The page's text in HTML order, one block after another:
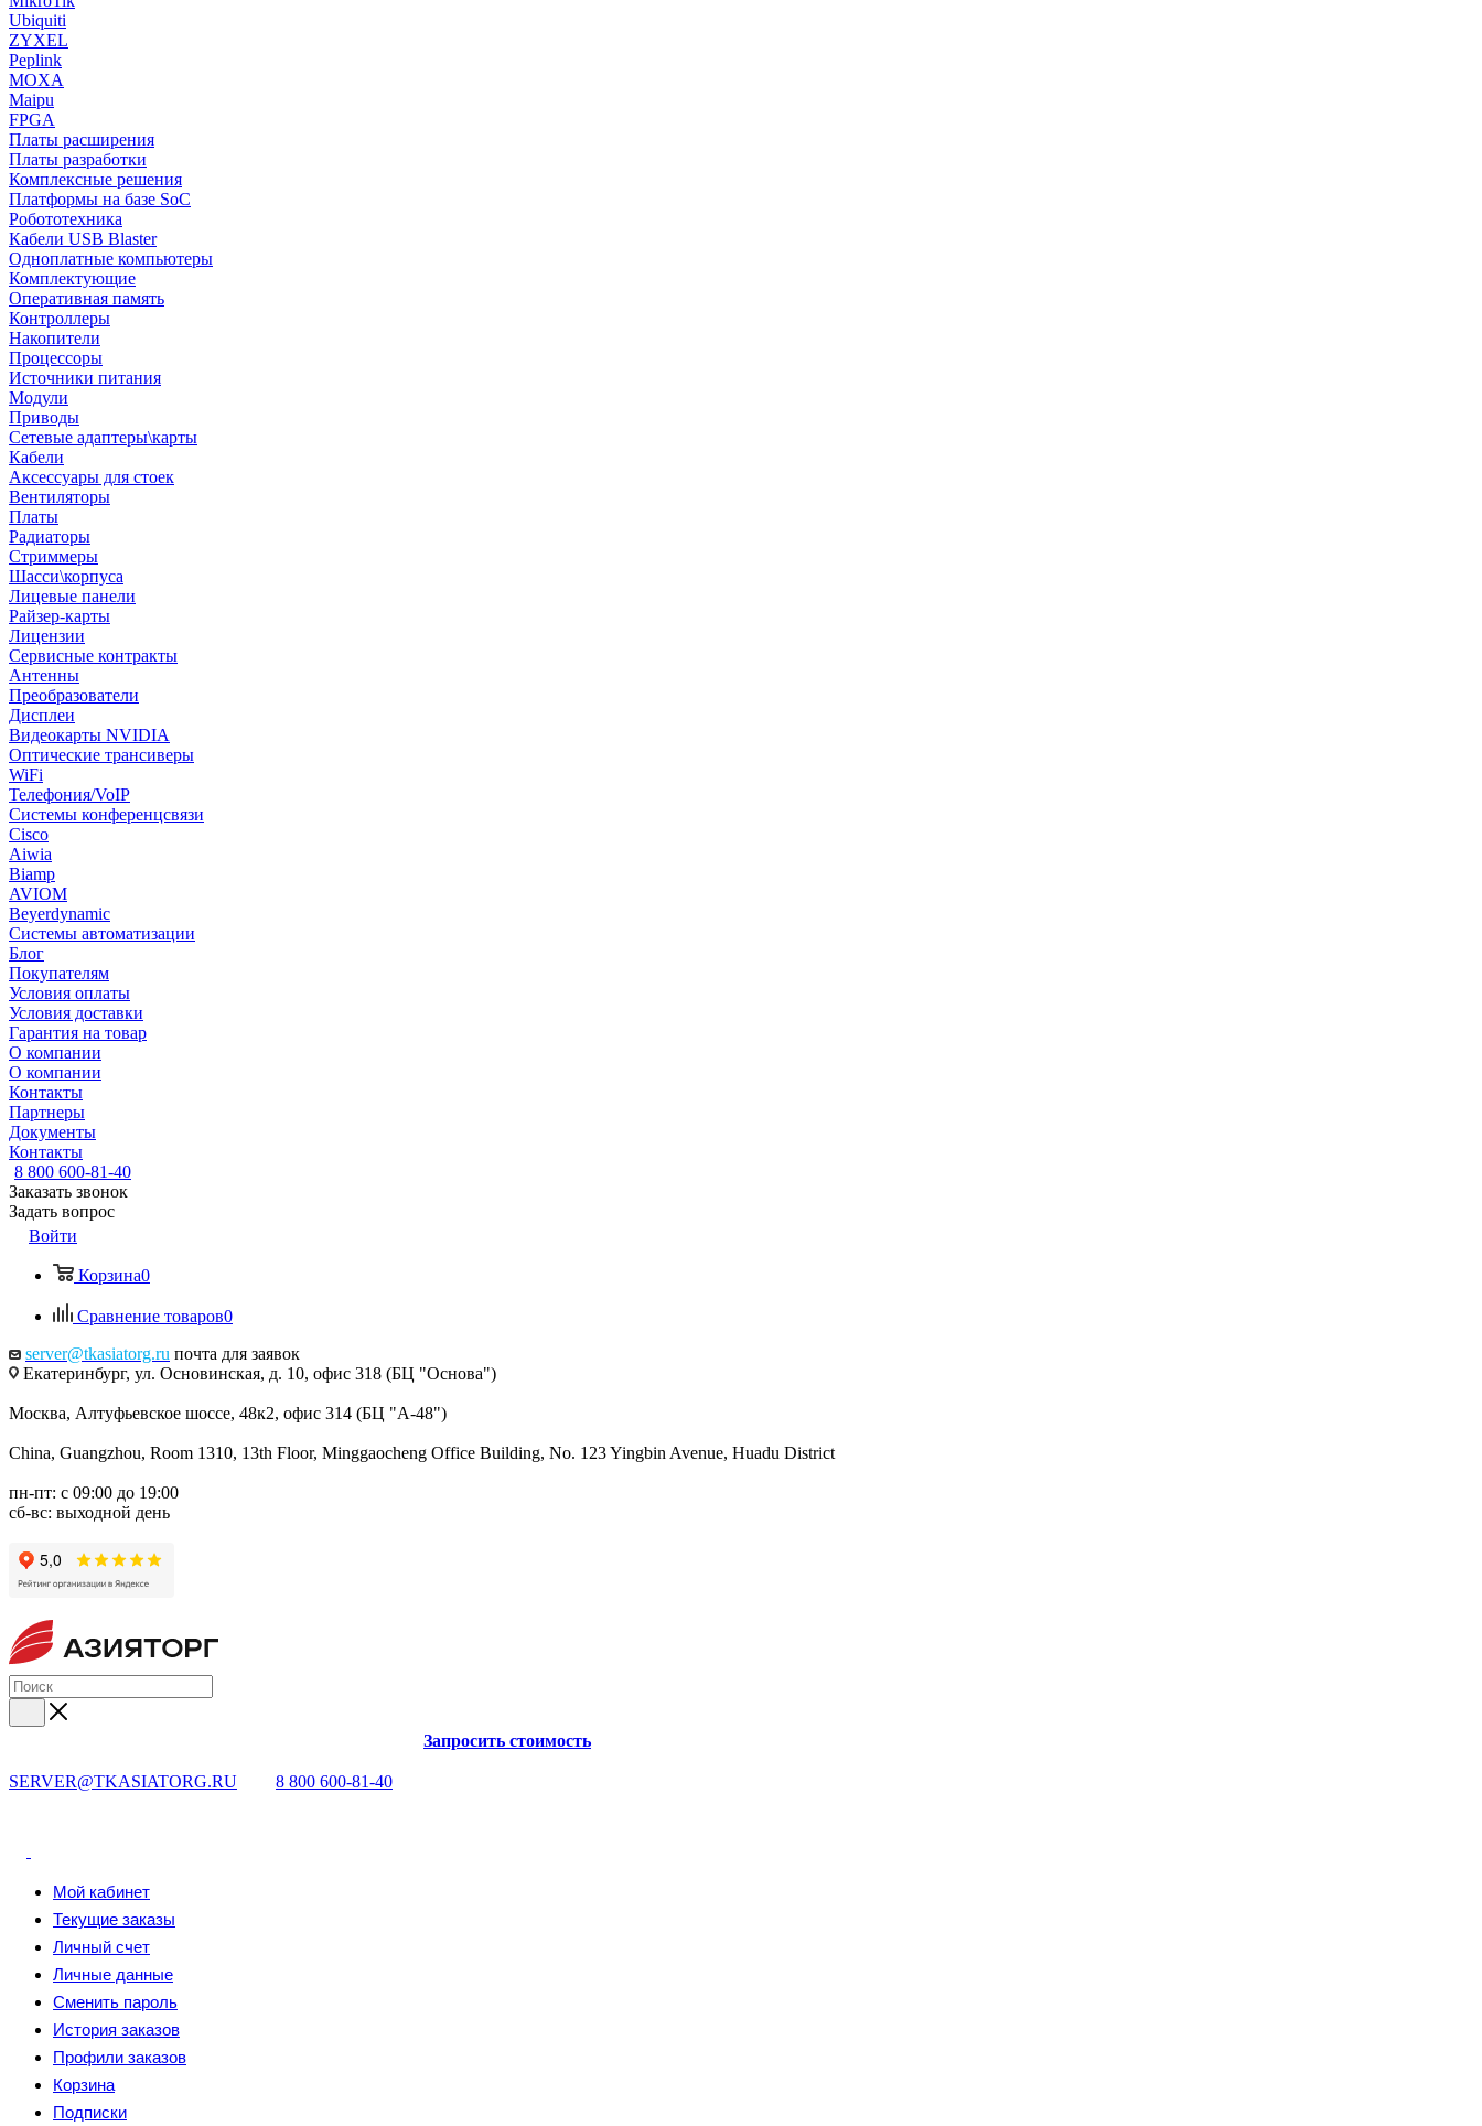
Ubiquiti
ZYXEL
Peplink
MOXA
Maipu
FPGA
Платы расширения
Платы разработки
Комплексные решения
Платформы на базе SoC
Робототехника
Кабели USB Blaster
Одноплатные компьютеры
Комплектующие
Оперативная память
Контроллеры
Накопители
Процессоры
Источники питания
Модули
Приводы
Сетевые адаптеры\карты
Кабели
Аксессуары для стоек
Вентиляторы
Платы
Радиаторы
Стриммеры
Шасси\корпуса
Лицевые панели
Райзер-карты
Лицензии
Сервисные контракты
Антенны
Преобразователи
Дисплеи
Видеокарты NVIDIA
Оптические трансиверы
WiFi
Телефония/VoIP
Системы конференцсвязи
Cisco
Aiwia
Biamp
AVIOM
Beyerdynamic
Системы автоматизации
Блог
Покупателям
Условия оплаты
Условия доставки
Гарантия на товар
О компании
О компании
Контакты
Партнеры
Документы
Контакты
8 800 600-81-40
Заказать звонок
Задать вопрос
Войти
Корзина0
Сравнение товаров0
server@tkasiatorg.ru почта для заявок
Екатеринбург, ул. Основинская, д. 10, офис 318 (БЦ "Основа")
Москва, Алтуфьевское шоссе, 48к2, офис 314 (БЦ "А-48")
China, Guangzhou, Room 1310, 13th Floor, Minggaocheng Office Building, No. 123 Yingbin Avenue, Huadu District
пн-пт: с 09:00 до 19:00
сб-вс: выходной день
SERVER@TKASIATORG.RU 8 800 600-81-40
Запросить стоимость
Мой кабинет
Текущие заказы
Личный счет
Личные данные
Сменить пароль
История заказов
Профили заказов
Корзина
Подписки